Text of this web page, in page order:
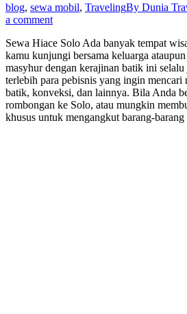
blog, sewa mobil, TravelingBy Dunia
a comment
Sewa Hiace Solo Ada banyak tempat
kamu kunjungi bersama keluarga
masyhur dengan kerajinan batik ini
terlebih para pebisnis yang ingin mencari
batik, konveksi, dan lainnya. Bila Anda
rombongan ke Solo, atau mungkin
khusus untuk mengangkut barang-